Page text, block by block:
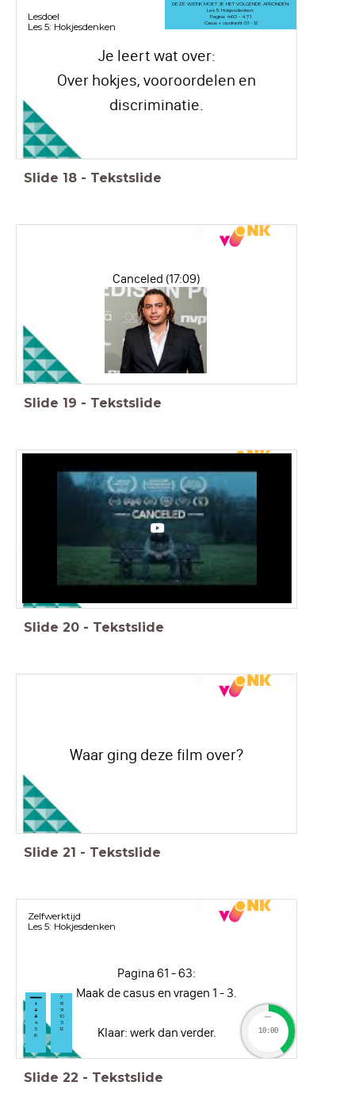
Lesdoel
Les 5: Hokjesdenken
Je leert wat over:
Over hokjes, vooroordelen en
discriminatie.
DEZE WEEK MOET JE HET VOLGENDE AFRONDEN:
Les 5: Hokjesdenken:
Pagina: 460 - 471
Casus + opdracht 01 - 12
Slide 18 - Tekstslide
Canceled (17:09)
Slide 19 - Tekstslide
Slide 20 - Tekstslide
Waar ging deze film over?
Slide 21 - Tekstslide
Zelfwerktijd
Les 5: Hokjesdenken
Pagina 61 - 63:
Maak de casus en vragen 1 - 3.
Klaar: werk dan verder.
timer
10:00
casus
1
2
3
4
5
6
7
8
9
10
11
12
Slide 22 - Tekstslide